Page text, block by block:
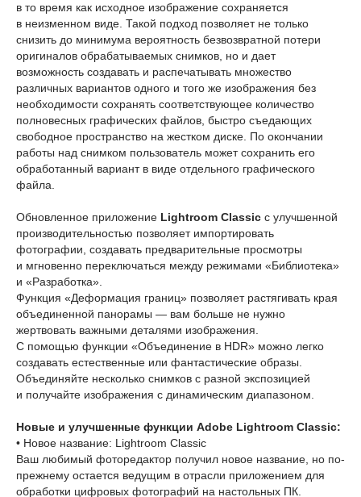
в то время как исходное изображение сохраняется
в неизменном виде. Такой подход позволяет не только
снизить до минимума вероятность безвозвратной потери
оригиналов обрабатываемых снимков, но и дает
возможность создавать и распечатывать множество
различных вариантов одного и того же изображения без
необходимости сохранять соответствующее количество
полновесных графических файлов, быстро съедающих
свободное пространство на жестком диске. По окончании
работы над снимком пользователь может сохранить его
обработанный вариант в виде отдельного графического
файла.
Обновленное приложение Lightroom Classic с улучшенной
производительностью позволяет импортировать
фотографии, создавать предварительные просмотры
и мгновенно переключаться между режимами «Библиотека»
и «Разработка».
Функция «Деформация границ» позволяет растягивать края
объединенной панорамы — вам больше не нужно
жертвовать важными деталями изображения.
С помощью функции «Объединение в HDR» можно легко
создавать естественные или фантастические образы.
Объединяйте несколько снимков с разной экспозицией
и получайте изображения с динамическим диапазоном.
Новые и улучшенные функции Adobe Lightroom Classic:
• Новое название: Lightroom Classic
Ваш любимый фоторедактор получил новое название, но по-
прежнему остается ведущим в отрасли приложением для
обработки цифровых фотографий на настольных ПК.